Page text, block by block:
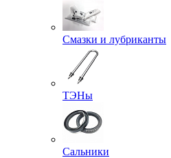
Смазки и лубриканты
ТЭНы
Сальники